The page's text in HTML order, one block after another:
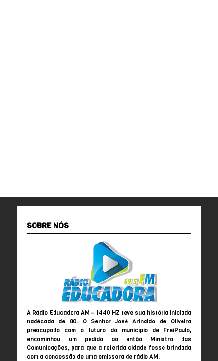
SOBRE NÓS
A Rádio Educadora AM – 1440 HZ teve sua história iniciada
nadécada de 80. O Senhor José Arinaldo de Oliveira
preocupado com o futuro do município de FreiPaulo,
encaminhou um pedido ao então Ministro das
Comunicações, para que a referida cidade fosse brindada
com a concessão de uma emissora de rádio AM.